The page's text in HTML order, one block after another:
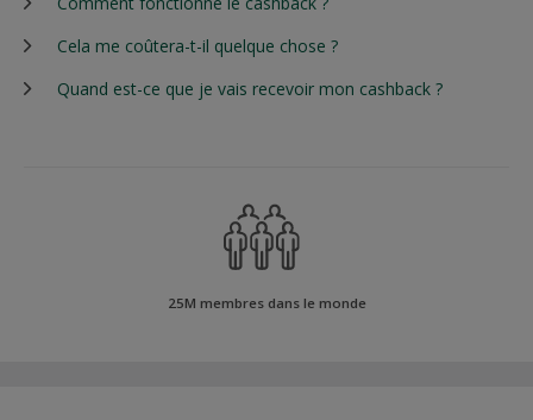
Cela me coûtera-t-il quelque chose ?
Quand est-ce que je vais recevoir mon cashback ?
25M membres dans le monde